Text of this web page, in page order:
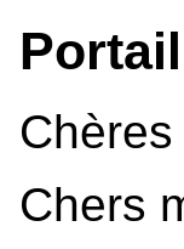
Chers